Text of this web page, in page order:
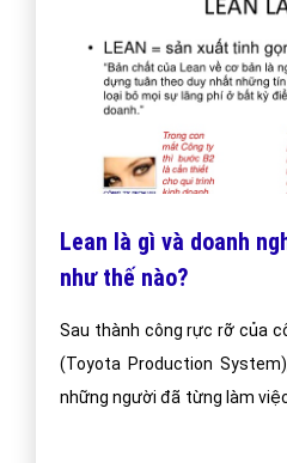
Lean là gì và doanh
như thế nào?
Sau thành công rực rỡ của
(Toyota Production
những người đã từng làm